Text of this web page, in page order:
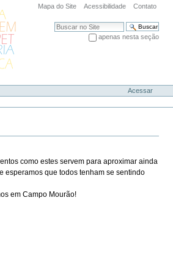
Mapa do Site Acessibilidade Contato
Busca
apenas nesta seção
Acessar
como estes servem para aproximar ainda
esperamos que todos tenham se sentindo
em Campo Mourão!